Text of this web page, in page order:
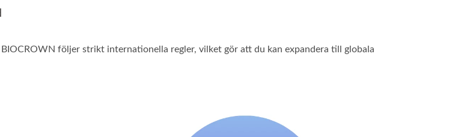
följer strikt internationella regler, vilket gör att du kan expandera till globala